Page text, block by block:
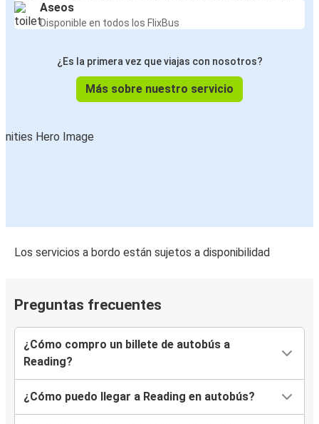
Aseos
Disponible en todos los FlixBus
¿Es la primera vez que viajas con nosotros?
Más sobre nuestro servicio
Los servicios a bordo están sujetos a disponibilidad
Preguntas frecuentes
¿Cómo compro un billete de autobús a
Reading?
¿Cómo puedo llegar a Reading en autobús?